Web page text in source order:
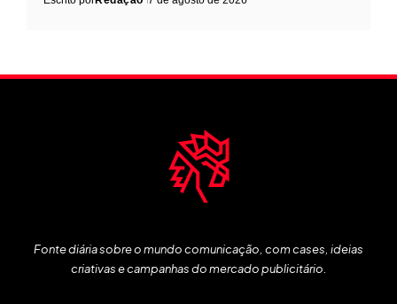
Fonte diária sobre o mundo comunicação, com cases, ideias
criativas e campanhas do mercado publicitário.